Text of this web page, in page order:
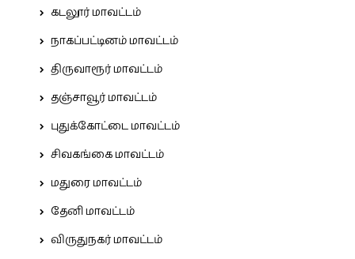
கடலூர் மாவட்டம்
நாகப்பட்டினம் மாவட்டம்
திருவாரூர் மாவட்டம்
தஞ்சாவூர் மாவட்டம்
புதுக்கோட்டை மாவட்டம்
சிவகங்கை மாவட்டம்
மதுரை மாவட்டம்
தேனி மாவட்டம்
விருதுநகர் மாவட்டம்